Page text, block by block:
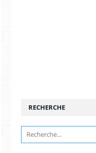
RECHERCHE